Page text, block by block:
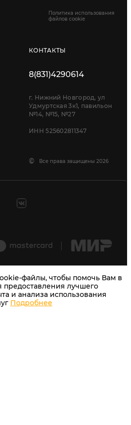
Политика использования
файлов cookie
КОНТАКТЫ
8(831)4290614
г. Нижний Новгород, ул
Удмуртская 3к1, павильон
№14, №15, №27
ИНН 525602811347
© Все права защищены 2026
файлы, чтобы помочь Вам в
предоставления лучшего
и анализа использования
Подробнее